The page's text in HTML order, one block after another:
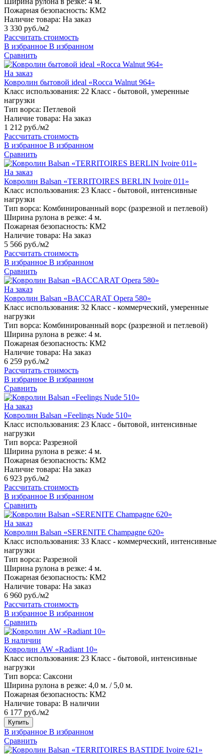
Пожарная безопасность: КМ2
Наличие товара: На заказ
3 330 руб./м2
Рассчитать стоимость
В избранное В избранном
Сравнить
На заказ
Ковролин бытовой ideal «Rocca Walnut 964»
Класс использования: 22 Класс - бытовой, умеренные
нагрузки
Тип ворса: Петлевой
Наличие товара: На заказ
1 212 руб./м2
Рассчитать стоимость
В избранное В избранном
Сравнить
На заказ
Ковролин Balsan «TERRITOIRES BERLIN Ivoire 011»
Класс использования: 23 Класс - бытовой, интенсивные
нагрузки
Тип ворса: Комбинированный ворс (разрезной и петлевой)
Ширина рулона в резке: 4 м.
Пожарная безопасность: КМ2
Наличие товара: На заказ
5 566 руб./м2
Рассчитать стоимость
В избранное В избранном
Сравнить
На заказ
Ковролин Balsan «BACCARAT Opera 580»
Класс использования: 32 Класс - коммерческий, умеренные
нагрузки
Тип ворса: Комбинированный ворс (разрезной и петлевой)
Ширина рулона в резке: 4 м.
Пожарная безопасность: КМ2
Наличие товара: На заказ
6 259 руб./м2
Рассчитать стоимость
В избранное В избранном
Сравнить
На заказ
Ковролин Balsan «Feelings Nude 510»
Класс использования: 23 Класс - бытовой, интенсивные
нагрузки
Тип ворса: Разрезной
Ширина рулона в резке: 4 м.
Пожарная безопасность: КМ2
Наличие товара: На заказ
6 923 руб./м2
Рассчитать стоимость
В избранное В избранном
Сравнить
На заказ
Ковролин Balsan «SERENITE Champagne 620»
Класс использования: 33 Класс - коммерческий, интенсивные
нагрузки
Тип ворса: Разрезной
Ширина рулона в резке: 4 м.
Пожарная безопасность: КМ2
Наличие товара: На заказ
6 960 руб./м2
Рассчитать стоимость
В избранное В избранном
Сравнить
В наличии
Ковролин AW «Radiant 10»
Класс использования: 23 Класс - бытовой, интенсивные
нагрузки
Тип ворса: Саксони
Ширина рулона в резке: 4,0 м. / 5,0 м.
Пожарная безопасность: КМ2
Наличие товара: В наличии
6 177 руб./м2
Купить
В избранное В избранном
Сравнить